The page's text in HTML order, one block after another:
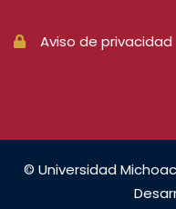
Aviso de privacidad
© Universidad